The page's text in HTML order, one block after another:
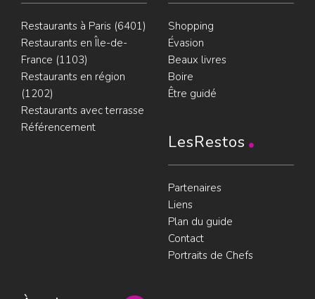
Restaurants à Paris (6401)
Restaurants en Île-de-
France (1103)
Restaurants en région
(1202)
Restaurants avec terrasse
Référencement
Shopping
Évasion
Beaux livres
Boire
Être guidé
LesRestos
Partenaires
Liens
Plan du guide
Contact
Portraits de Chefs